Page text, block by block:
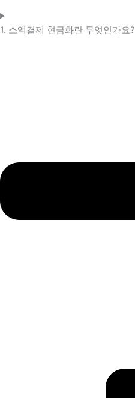
1. 소액결제 현금화란 무엇인가요?